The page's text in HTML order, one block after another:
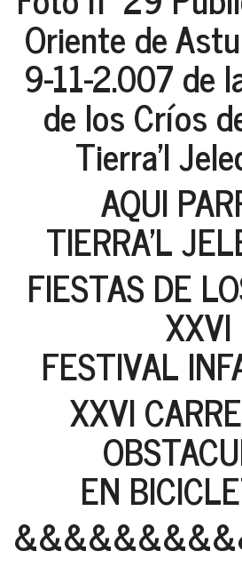
Oriente de
9-11-2.007 de
de los Críos
Tierra'l
AQUI
TIERRA'L
FIESTAS DE
XXVI
FESTIVAL
XXVI
EN